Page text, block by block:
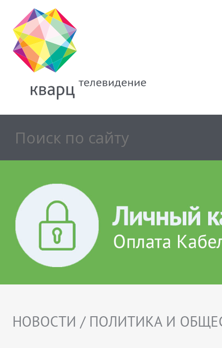
НОВОСТИ / ПОЛИТИКА И